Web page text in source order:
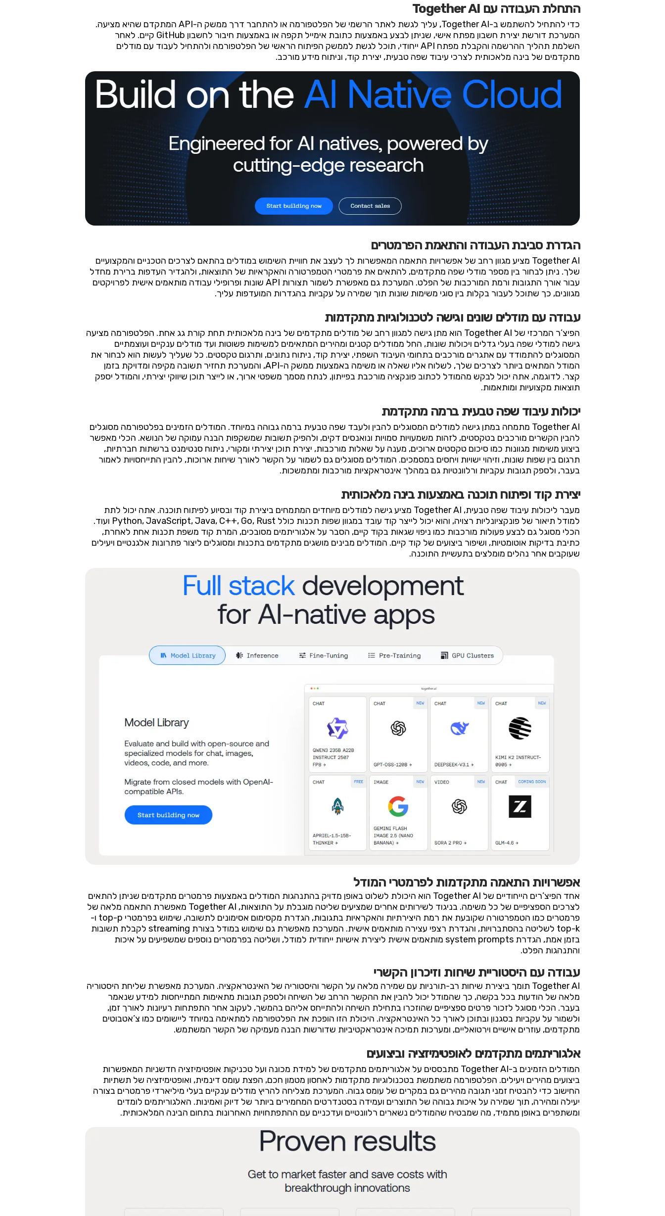
התחלת העבודה עם Together AI
כדי להתחיל להשתמש ב-Together AI, עליך לגשת לאתר הרשמי של הפלטפורמה או להתחבר דרך ממשק ה-API המתקדם שהיא מציעה.
המערכת דורשת יצירת חשבון מפתח אישי, שניתן לבצע באמצעות כתובת אימייל תקפה או באמצעות חיבור לחשבון GitHub קיים. לאחר
השלמת תהליך ההרשמה והקבלת מפתח API ייחודי, תוכל לגשת לממשק הפיתוח הראשי של הפלטפורמה ולהתחיל לעבוד עם מודלים
מתקדמים של בינה מלאכותית לצרכי עיבוד שפה טבעית, יצירת קוד, וניתוח מידע מורכב.
הגדרת סביבת העבודה והתאמת הפרמטרים
Together AI מציע מגוון רחב של אפשרויות התאמה המאפשרות לך לעצב את חוויית השימוש במודלים בהתאם לצרכים הטכניים והמקצועיים
שלך. ניתן לבחור בין מספר מודלי שפה מתקדמים, להתאים את פרמטרי הטמפרטורה והאקראיות של התוצאות, ולהגדיר העדפות ברירת מחדל
עבור אורך התגובות ורמת המורכבות של הפלט. המערכת גם מאפשרת לשמור תצורות API שונות ופרופילי עבודה מותאמים אישית לפרויקטים
מגוונים, כך שתוכל לעבור בקלות בין סוגי משימות שונות תוך שמירה על עקביות בהגדרות המועדפות עליך.
עבודה עם מודלים שונים וגישה לטכנולוגיות מתקדמות
הפיצ’ר המרכזי של Together AI הוא מתן גישה למגוון רחב של מודלים מתקדמים של בינה מלאכותית תחת קורת גג אחת. הפלטפורמה מציעה
גישה למודלי שפה בעלי גדלים ויכולות שונות, החל ממודלים קטנים ומהירים המתאימים למשימות פשוטות ועד מודלים ענקיים ועוצמתיים
המסוגלים להתמודד עם אתגרים מורכבים בתחומי העיבוד השפתי, יצירת קוד, ניתוח נתונים, ותרגום טקסטים. כל שעליך לעשות הוא לבחור את
המודל המתאים ביותר לצרכים שלך, לשלוח אליו שאלה או משימה באמצעות ממשק ה-API, והמערכת תחזיר תשובה מקיפה ומדויקת בזמן
קצר. לדוגמה, אתה יכול לבקש מהמודל לכתוב פונקציה מורכבת בפייתון, לנתח מסמך משפטי ארוך, או לייצר תוכן שיווקי יצירתי, והמודל יספק
תוצאות מקצועיות ומותאמות.
יכולות עיבוד שפה טבעית ברמה מתקדמת
Together AI מתמחה במתן גישה למודלים המסוגלים להבין ולעבד שפה טבעית ברמה גבוהה במיוחד. המודלים הזמינים בפלטפורמה מסוגלים
להבין הקשרים מורכבים בטקסטים, לזהות משמעויות סמויות ונואנסים דקים, ולהפיק תשובות שמשקפות הבנה עמוקה של הנושא. הכלי מאפשר
ביצוע משימות מגוונות כמו סיכום טקסטים ארוכים, מענה על שאלות מורכבות, יצירת תוכן יצירתי ומקורי, ניתוח סנטימנט ברשתות חברתיות,
תרגום בין שפות שונות, וזיהוי ישויות ויחסים במסמכים. המודלים מסוגלים גם לשמור על הקשר לאורך שיחות ארוכות, להבין התייחסויות לאמור
בעבר, ולספק תגובות עקביות ורלוונטיות גם במהלך אינטראקציות מורכבות ומתמשכות.
יצירת קוד ופיתוח תוכנה באמצעות בינה מלאכותית
מעבר ליכולות עיבוד שפה טבעית, Together AI מציע גישה למודלים מיוחדים המתמחים ביצירת קוד ובסיוע לפיתוח תוכנה. אתה יכול לתת
למודל תיאור של פונקציונליות רצויה, והוא יכול לייצר קוד עובד במגוון שפות תכנות כולל Python, JavaScript, Java, C++, Go, Rust ועוד.
הכלי מסוגל גם לבצע פעולות מורכבות כמו ניפוי שגאות בקוד קיים, הסבר על אלגוריתמים מסובכים, המרת קוד משפת תכנות אחת לאחרת,
כתיבת בדיקות אוטומטיות, ושיפור ביצועים של קוד קיים. המודלים מבינים מושגים מתקדמים בתכנות ומסוגלים ליצור פתרונות אלגנטיים ויעילים
שעוקבים אחר נהלים מומלצים בתעשיית התוכנה.
אפשרויות התאמה מתקדמות לפרמטרי המודל
אחד הפיצ’רים הייחודיים של Together AI הוא היכולת לשלוט באופן מדויק בהתנהגות המודלים באמצעות פרמטרים מתקדמים שניתן להתאים
לצרכים הספציפיים של כל משימה. בניגוד לשירותים אחרים שמציעים שליטה מוגבלת על התוצאות, Together AI מאפשרת התאמה מלאה של
פרמטרים כמו הטמפרטורה שקובעת את רמת היצירתיות והאקראיות בתגובות, הגדרת מקסימום אסימונים לתשובה, שימוש בפרמטרי top-p ו-
top-k לשליטה בהסתברויות, והגדרת רצפי עצירה מותאמים אישית. המערכת מאפשרת גם שימוש במודל בצורת streaming לקבלת תשובות
בזמן אמת, הגדרת system prompts מותאמים אישית ליצירת אישיות ייחודית למודל, ושליטה בפרמטרים נוספים שמשפיעים על איכות
והתנהגות הפלט.
עבודה עם היסטוריית שיחות וזיכרון הקשרי
Together AI תומך ביצירת שיחות רב-תורניות עם שמירה מלאה על הקשר והיסטוריה של האינטראקציה. המערכת מאפשרת שליחת היסטוריה
מלאה של הודעות בכל בקשה, כך שהמודל יכול להבין את ההקשר הרחב של השיחה ולספק תגובות מתאימות המתייחסות למידע שנאמר
בעבר. הכלי מסוגל לזכור פרטים ספציפיים שהוזכרו בתחילת השיחה ולהתייחס אליהם בהמשך, לעקוב אחר התפתחות רעיונות לאורך זמן,
ולשמור על עקביות בסגנון ובתוכן לאורך כל האינטראקציה. היכולת הזו הופכת את הפלטפורמה למתאימה במיוחד ליישומים כמו צ’אטבוטים
מתקדמים, עוזרים אישיים וירטואליים, ומערכות תמיכה אינטראקטיביות שדורשות הבנה מעמיקה של הקשר המשתמש.
אלגוריתמים מתקדמים לאופטימיזציה וביצועים
המודלים הזמינים ב-Together AI מתבססים על אלגוריתמים מתקדמים של למידת מכונה ועל טכניקות אופטימיזציה חדשניות המאפשרות
ביצועים מהירים ויעילים. הפלטפורמה משתמשת בטכנולוגיות מתקדמות לאחסון מטמון חכם, הפצת עומס דינמית, ואופטימיזציה של תשתיות
החישוב כדי להבטיח זמני תגובה מהירים גם במקרים של עומס גבוה. המערכת מצליחה להריץ מודלים ענקיים בעלי מיליארדי פרמטרים בצורה
יעילה ומהירה, תוך שמירה על איכות גבוהה של התוצרים ועמידה בסטנדרטים המחמירים ביותר של דיוק ואמינות. האלגוריתמים לומדים
ומשתפרים באופן מתמיד, מה שמבטיח שהמודלים נשארים רלוונטיים ועדכניים עם ההתפתחויות האחרונות בתחום הבינה המלאכותית.